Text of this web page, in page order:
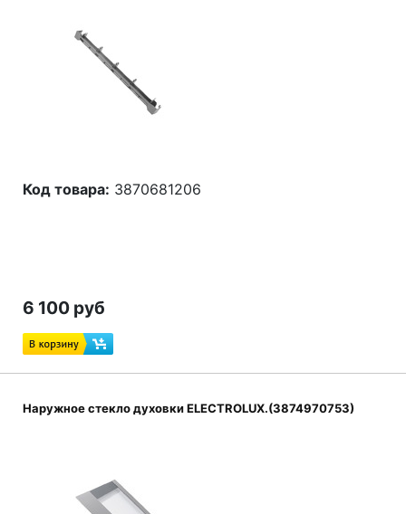
Код товара: 3870681206
6 100 руб
Наружное стекло духовки ELECTROLUX.(3874970753)